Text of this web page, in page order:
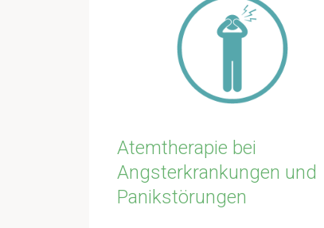
Atemtherapie bei
Angsterkrankungen und
Panikstörungen